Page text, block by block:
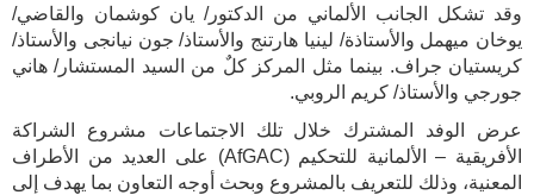
وقد تشكل الجانب الألماني من الدكتور/ يان كوشمان والقاضي/
يوخان ميهمل والأستاذة/ لينيا هارتنج والأستاذ/ جون نيانجى والأستاذ/
كريستيان جراف. بينما مثل المركز كلٌ من السيد المستشار/ هاني
جورجي والأستاذ/ كريم الروبي.
عرض الوفد المشترك خلال تلك الاجتماعات مشروع الشراكة
الأفريقية – الألمانية للتحكيم (AfGAC) على العديد من الأطراف
المعنية، وذلك للتعريف بالمشروع وبحث أوجه التعاون بما يهدف إلى